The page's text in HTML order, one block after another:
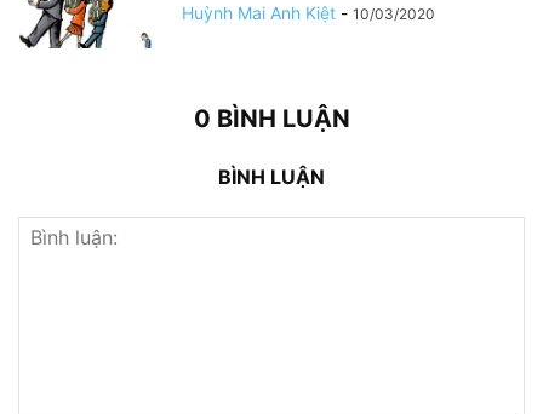
Huỳnh Mai Anh Kiệt - 10/03/2020
0 BÌNH LUẬN
BÌNH LUẬN